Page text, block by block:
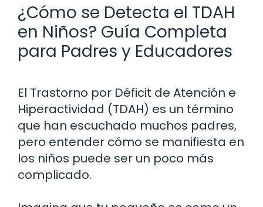
¿Cómo se Detecta el TDAH
en Niños? Guía Completa
para Padres y Educadores
El Trastorno por Déficit de Atención e
Hiperactividad (TDAH) es un término
que han escuchado muchos padres,
pero entender cómo se manifiesta en
los niños puede ser un poco más
complicado.